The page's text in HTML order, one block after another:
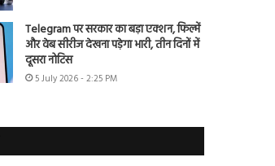
Telegram पर सरकार का बड़ा एक्शन, फिल्में
और वेब सीरीज देखना पड़ेगा भारी, तीन दिनों में
दूसरा नोटिस
5 July 2026 - 2:25 PM